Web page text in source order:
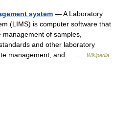
system — A Laboratory
(LIMS) is computer software that
of samples,
and other laboratory
management, and… …
Wikipedia